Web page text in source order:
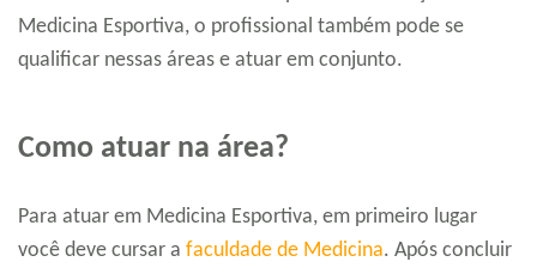
Medicina Esportiva, o profissional também pode se
qualificar nessas áreas e atuar em conjunto.
Como atuar na área?
Para atuar em Medicina Esportiva, em primeiro lugar
você deve cursar a faculdade de Medicina. Após concluir